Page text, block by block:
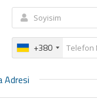
+380
Adresi